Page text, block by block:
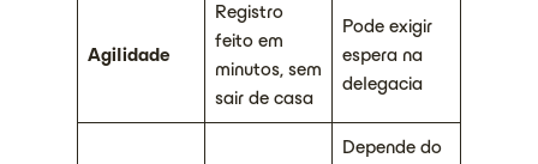
Agilidade
Registro
feito em
minutos, sem
sair de casa
Pode exigir
espera na
delegacia
Depende do